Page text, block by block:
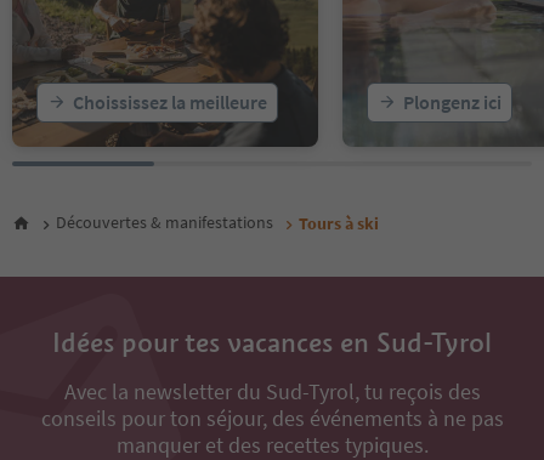
Choississez la meilleure Plongenz ici
Découvertes & manifestations Tours à ski
Idées pour tes vacances en Sud-Tyrol
Avec la newsletter du Sud-Tyrol, tu reçois des
conseils pour ton séjour, des événements à ne pas
manquer et des recettes typiques.